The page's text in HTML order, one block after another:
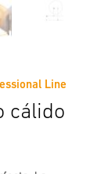
Line
cálido